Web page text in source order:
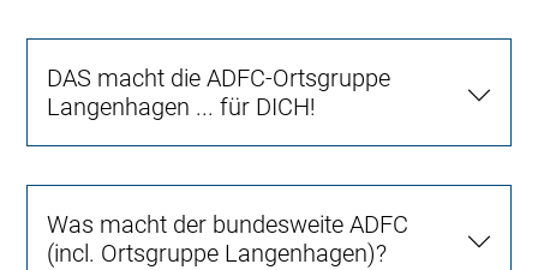
DAS macht die ADFC-Ortsgruppe
Langenhagen ... für DICH!
Was macht der bundesweite ADFC
(incl. Ortsgruppe Langenhagen)?